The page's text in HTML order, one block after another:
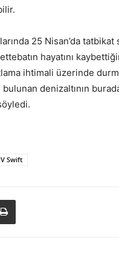
25 Nisan’da tatbikat
hayatını
ihtimali üzerinde
denizaltının
Swift